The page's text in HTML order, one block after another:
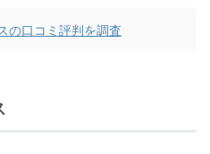
の口コミ評判を調査